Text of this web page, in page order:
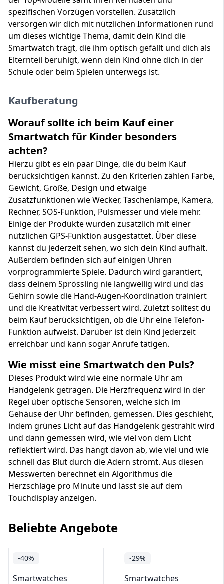
spezifischen Vorzügen vorstellen. Zusätzlich
versorgen wir dich mit nützlichen Informationen rund
um dieses wichtige Thema, damit dein Kind die
Smartwatch trägt, die ihm optisch gefällt und dich als
Elternteil beruhigt, wenn dein Kind ohne dich in der
Schule oder beim Spielen unterwegs ist.
Kaufberatung
Worauf sollte ich beim Kauf einer
Smartwatch für Kinder besonders
achten?
Hierzu gibt es ein paar Dinge, die du beim Kauf
berücksichtigen kannst. Zu den Kriterien zählen Farbe,
Gewicht, Größe, Design und etwaige
Zusatzfunktionen wie Wecker, Taschenlampe, Kamera,
Rechner, SOS-Funktion, Pulsmesser und viele mehr.
Einige der Produkte wurden zusätzlich mit einer
nützlichen GPS-Funktion ausgestattet. Über diese
kannst du jederzeit sehen, wo sich dein Kind aufhält.
Außerdem befinden sich auf einigen Uhren
vorprogrammierte Spiele. Dadurch wird garantiert,
dass deinem Sprössling nie langweilig wird und das
Gehirn sowie die Hand-Augen-Koordination trainiert
und die Kreativität verbessert wird. Zuletzt solltest du
beim Kauf berücksichtigen, ob die Uhr eine Telefon-
Funktion aufweist. Darüber ist dein Kind jederzeit
erreichbar und kann sogar Anrufe tätigen.
Wie misst eine Smartwatch den Puls?
Dieses Produkt wird wie eine normale Uhr am
Handgelenk getragen. Die Herzfrequenz wird in der
Regel über optische Sensoren, welche sich im
Gehäuse der Uhr befinden, gemessen. Dies geschieht,
indem grünes Licht auf das Handgelenk gestrahlt wird
und dann gemessen wird, wie viel von dem Licht
reflektiert wird. Das hängt davon ab, wie viel und wie
schnell das Blut durch die Adern strömt. Aus diesen
Messwerten berechnet ein Algorithmus die
Herzschläge pro Minute und lässt sie auf dem
Touchdisplay anzeigen.
Beliebte Angebote
-40%
Smartwatches
-29%
Smartwatches